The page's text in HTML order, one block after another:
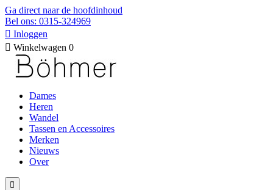
Ga direct naar de hoofdinhoud
Bel ons: 0315-324969
 Inloggen
 Winkelwagen 0
Dames
Heren
Wandel
Tassen en Accessoires
Merken
Nieuws
Over
